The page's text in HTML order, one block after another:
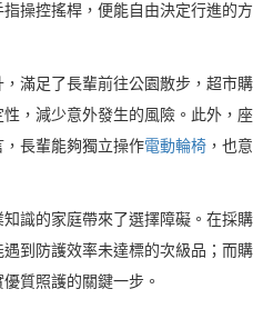
操控搖桿，便能自由決定行進的
滿足了長輩前往公園散步，超市
，減少意外發生的風險。此外，
長輩能夠獨立操作電動輪椅 ，也
識的家庭帶來了選擇障礙。在採
遇到防護效率未達標的次級品；而
質照護的關鍵一步。